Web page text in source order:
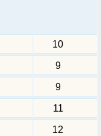
10
9
9
11
12